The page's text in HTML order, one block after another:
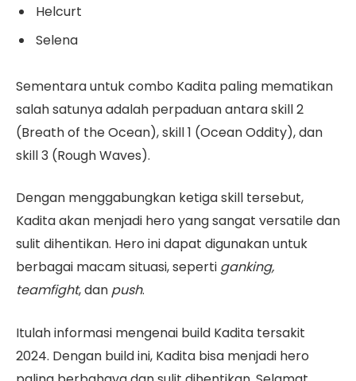
Helcurt
Selena
Sementara untuk combo Kadita paling mematikan
salah satunya adalah perpaduan antara skill 2
(Breath of the Ocean), skill 1 (Ocean Oddity), dan
skill 3 (Rough Waves).
Dengan menggabungkan ketiga skill tersebut,
Kadita akan menjadi hero yang sangat versatile dan
sulit dihentikan. Hero ini dapat digunakan untuk
berbagai macam situasi, seperti ganking,
teamfight, dan push.
Itulah informasi mengenai build Kadita tersakit
2024. Dengan build ini, Kadita bisa menjadi hero